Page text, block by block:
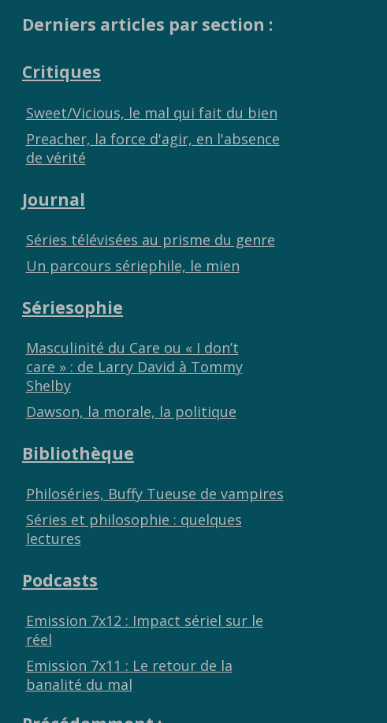
Derniers articles par section :
Critiques
Sweet/Vicious, le mal qui fait du bien
Preacher, la force d'agir, en l'absence
de vérité
Journal
Séries télévisées au prisme du genre
Un parcours sériephile, le mien
Sériesophie
Masculinité du Care ou « I don’t
care » : de Larry David à Tommy
Shelby
Dawson, la morale, la politique
Bibliothèque
Philoséries, Buffy Tueuse de vampires
Séries et philosophie : quelques
lectures
Podcasts
Emission 7x12 : Impact sériel sur le
réel
Emission 7x11 : Le retour de la
banalité du mal